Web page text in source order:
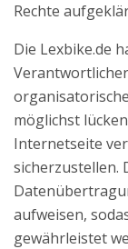
Rechte
Die Lexbike.de
möglichst
Internetseite
sicherzustellen.
aufweisen,
gewährleistet